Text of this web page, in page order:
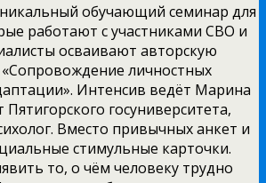
обучающий семинар для
работают с участниками СВО и
осваивают авторскую
личностных
Интенсив ведёт Марина
госуниверситета,
Вместо привычных анкет и
стимульные карточки.
то, о чём человеку трудно